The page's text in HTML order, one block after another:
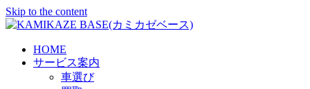
Skip to the content
HOME
サービス案内
車選び